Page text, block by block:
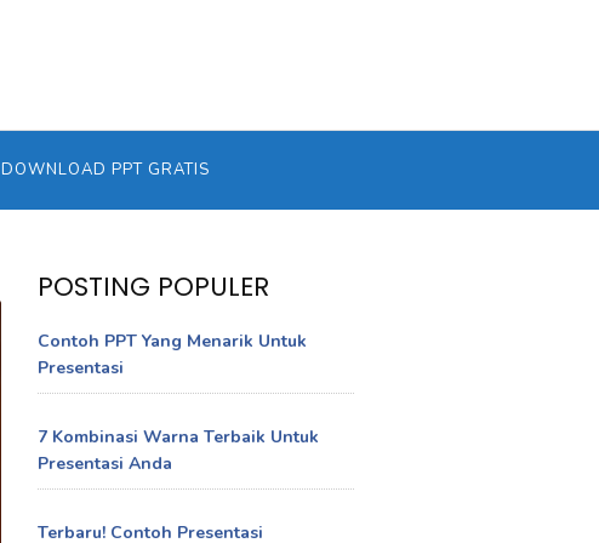
DOWNLOAD PPT GRATIS
POSTING POPULER
Contoh PPT Yang Menarik Untuk
Presentasi
7 Kombinasi Warna Terbaik Untuk
Presentasi Anda
Terbaru! Contoh Presentasi